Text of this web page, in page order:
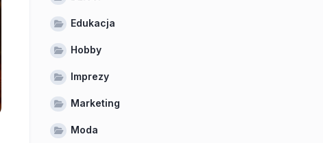
Edukacja
Hobby
Imprezy
Marketing
Moda